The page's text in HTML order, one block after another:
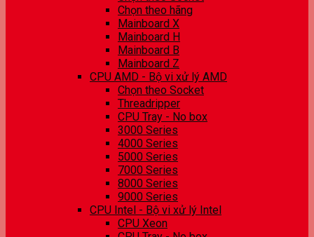
Chọn theo hãng
Mainboard X
Mainboard H
Mainboard B
Mainboard Z
CPU AMD - Bộ vi xử lý AMD
Chọn theo Socket
Threadripper
CPU Tray - No box
3000 Series
4000 Series
5000 Series
7000 Series
8000 Series
9000 Series
CPU Intel - Bộ vi xử lý Intel
CPU Xeon